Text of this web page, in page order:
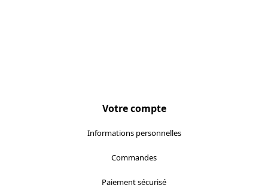
Votre compte
Informations personnelles
Commandes
Paiement sécurisé